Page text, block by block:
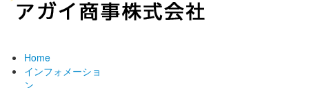
Home
インフォメーショ
ン